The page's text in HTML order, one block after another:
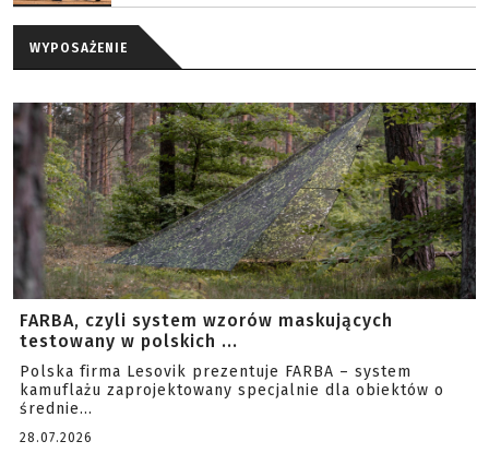
WYPOSAŻENIE
FARBA, czyli system wzorów maskujących
testowany w polskich ...
Polska firma Lesovik prezentuje FARBA – system
kamuflażu zaprojektowany specjalnie dla obiektów o
średnie...
28.07.2026